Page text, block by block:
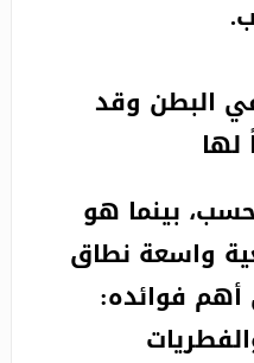
البطن وقد
لها
بينما هو
واسعة نطاق
أهم فوائده: